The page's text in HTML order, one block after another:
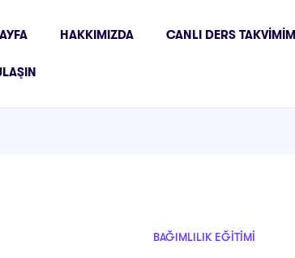
HAKKIMIZDA CANLI DERS
BAĞIMLILIK EĞITIMI